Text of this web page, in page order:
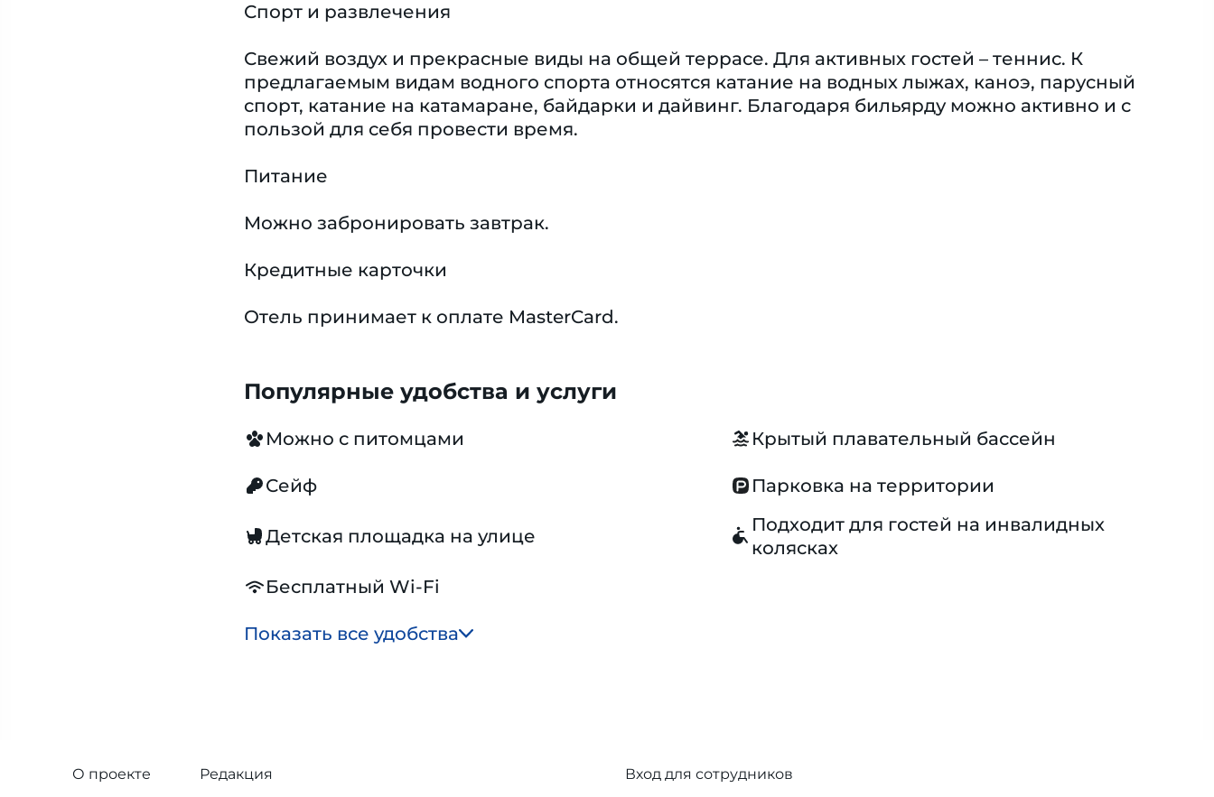
Спорт и развлечения
Свежий воздух и прекрасные виды на общей террасе. Для активных гостей – теннис. К
предлагаемым видам водного спорта относятся катание на водных лыжах, каноэ, парусный
спорт, катание на катамаране, байдарки и дайвинг. Благодаря бильярду можно активно и с
пользой для себя провести время.
Питание
Можно забронировать завтрак.
Кредитные карточки
Отель принимает к оплате MasterCard.
Популярные удобства и услуги
Можно с питомцами Крытый плавательный бассейн
Сейф Парковка на территории
Детская площадка на улице
Подходит для гостей на инвалидных
колясках
Бесплатный Wi-Fi
Показать все удобства
О проекте Редакция Вход для сотрудников